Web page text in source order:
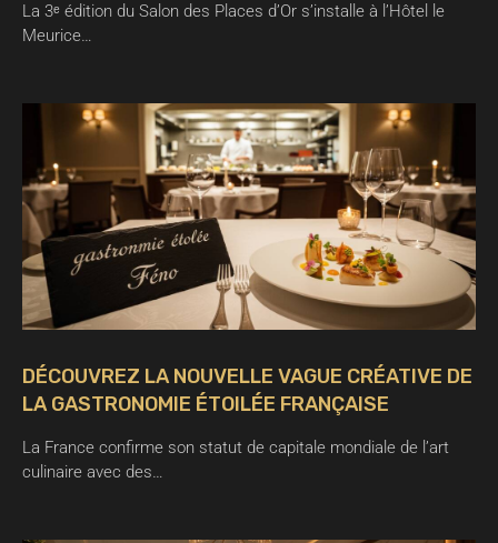
La 3ᵉ édition du Salon des Places d’Or s’installe à l’Hôtel le
Meurice…
DÉCOUVREZ LA NOUVELLE VAGUE CRÉATIVE DE
LA GASTRONOMIE ÉTOILÉE FRANÇAISE
La France confirme son statut de capitale mondiale de l’art
culinaire avec des…